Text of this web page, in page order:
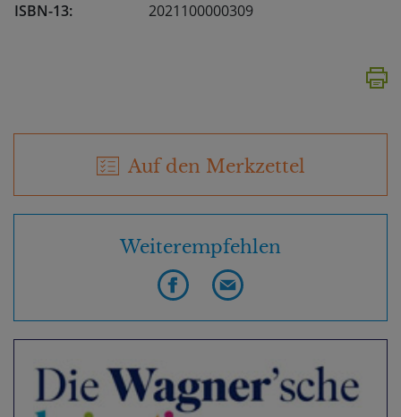
ISBN-13:
2021100000309
Auf den Merkzettel
Weiterempfehlen